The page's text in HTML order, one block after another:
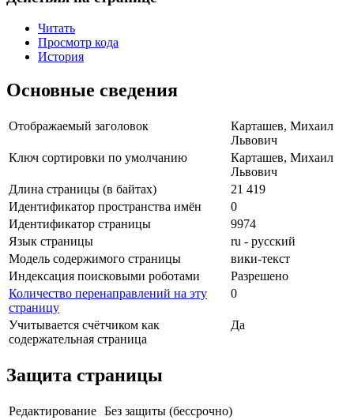
Читать
Просмотр кода
История
Основные сведения
Отображаемый заголовок
Карташев, Михаил
Львович
Ключ сортировки по умолчанию
Карташев, Михаил
Львович
Длина страницы (в байтах)
21 419
Идентификатор пространства имён
0
Идентификатор страницы
9974
Язык страницы
ru - русский
Модель содержимого страницы
вики-текст
Индексация поисковыми роботами
Разрешено
Количество перенаправлений на эту
страницу
0
Учитывается счётчиком как
содержательная страница
Да
Защита страницы
Редактирование Без защиты (бессрочно)